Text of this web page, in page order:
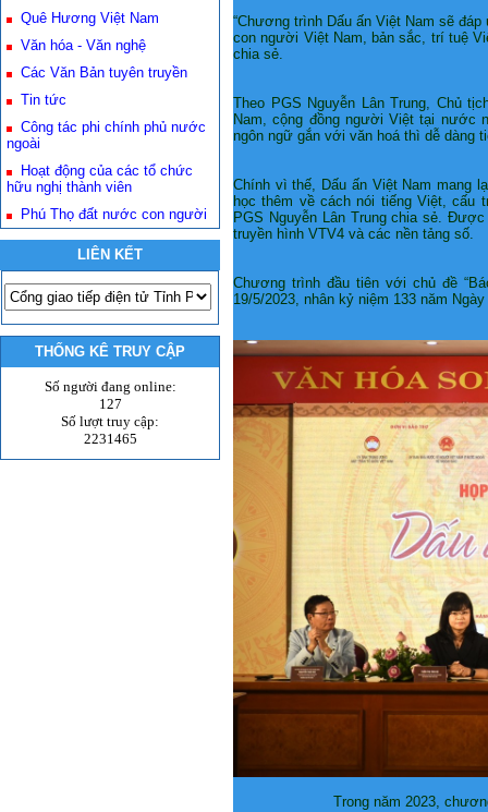
Quê Hương Việt Nam
Văn hóa - Văn nghệ
Các Văn Bản tuyên truyền
Tin tức
Công tác phi chính phủ nước
ngoài
Hoạt động của các tổ chức
hữu nghị thành viên
Phú Thọ đất nước con người
LIÊN KẾT
THỐNG KÊ TRUY CẬP
Số người đang online:
127
Số lượt truy cập:
2231465
“Chương trình Dấu ấn Việt Nam sẽ
con người Việt Nam, bản sắc, trí tuệ
chia sẻ.
Theo PGS Nguyễn Lân Trung, Chủ
Nam, cộng đồng người Việt tại nước
ngôn ngữ gắn với văn hoá thì dễ dàng
Chính vì thế, Dấu ấn Việt Nam mang
học thêm về cách nói tiếng Việt, cấu
PGS Nguyễn Lân Trung chia sẻ.
truyền hình VTV4 và các nền tảng số.
Chương trình đầu tiên với chủ đề
19/5/2023, nhân kỷ niệm 133 năm
Trong năm 2023,